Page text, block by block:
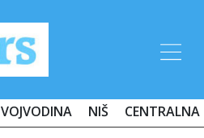
VOJVODINA NIŠ CENTRALNA